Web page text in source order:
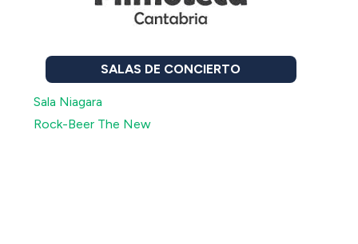
SALAS DE CONCIERTO
Sala Niagara
Rock-Beer The New